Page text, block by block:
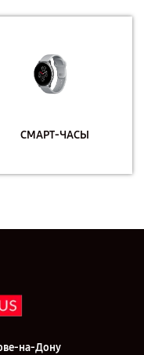
СМАРТ-ЧАСЫ
на-Дону